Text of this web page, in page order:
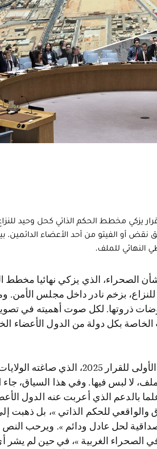
مخطط الحكم الذاتي كحل وحيد
مع تجنب حق نقض أو الفيتو من أحد الأعضاء
النهائي للملف.
للنزاع، بزخم نادر داخل مجلس الأمن.
ذروتها. لكل صوت أهميته في
الخاصة بكل دولة من الدول
يشار إلى أن المسودة الأولى للقرار 2025،
لا لبس فيها. وفي هذا السياق،
بالدعم الذي أعربت عنه الدول
والواقعي للحكم الذاتي »، بل ذهبت
لحل عادل ودائم ». ويرحب النص
الصحراء الغربية »، في حين لم يشر